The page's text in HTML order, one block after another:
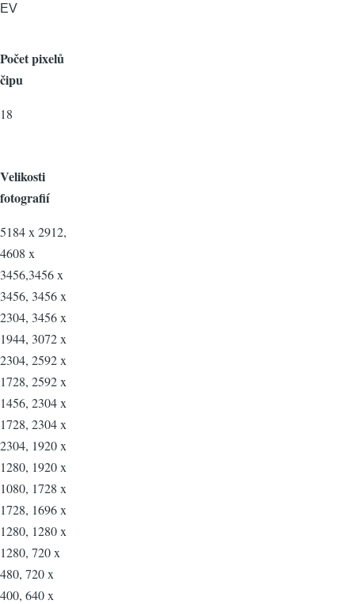
EV
Počet pixelů
čipu
18
Velikosti
fotografií
5184 x 2912,
4608 x
3456,3456 x
3456, 3456 x
2304, 3456 x
1944, 3072 x
2304, 2592 x
1728, 2592 x
1456, 2304 x
1728, 2304 x
2304, 1920 x
1280, 1920 x
1080, 1728 x
1728, 1696 x
1280, 1280 x
1280, 720 x
480, 720 x
400, 640 x